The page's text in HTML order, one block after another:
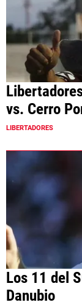
vs. Cerro
LIBERTADORES
Los 11 del
Danubio